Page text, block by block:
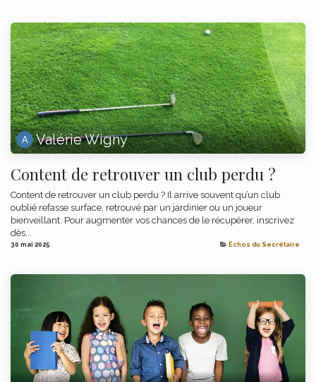
Valérie Wigny
Content de retrouver un club perdu ?
Content de retrouver un club perdu ? Il arrive souvent qu’un club
oublié refasse surface, retrouvé par un jardinier ou un joueur
bienveillant. Pour augmenter vos chances de le récupérer, inscrivez
dès...
30 mai 2025 Échos du Secrétaire